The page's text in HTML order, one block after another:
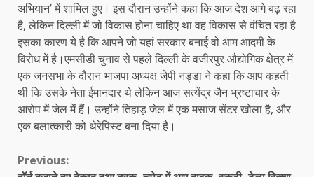
अभियान’ में शामिल हुए। इस दौरान उन्होंने कहा कि आज देश आगे बढ़ रहा
है, लेकिन दिल्ली में जो विकास होना चाहिए था वह विकास से वंचित रहा है
इसका कारण ये है कि आपने जो यहां सरकार बनाई वो आम आदमी के
विरोध में है।एमसीडी चुनाव से पहले दिल्ली के वजीरपुर औद्योगिक क्षेत्र में
एक जनसभा के दौरान भाजपा अध्यक्ष जेपी नड्डा ने कहा कि आप कहती
थी कि उसके नेता ईमानदार थे लेकिन आज सत्येंद्र जैन भ्रष्टाचार के
आरोप में जेल में हैं। उन्होंने तिहाड़ जेल में एक मसाज सेंटर खोला है, और
एक बलात्कारी को थेरेपिस्ट बना दिया है।
Continue
Previous: